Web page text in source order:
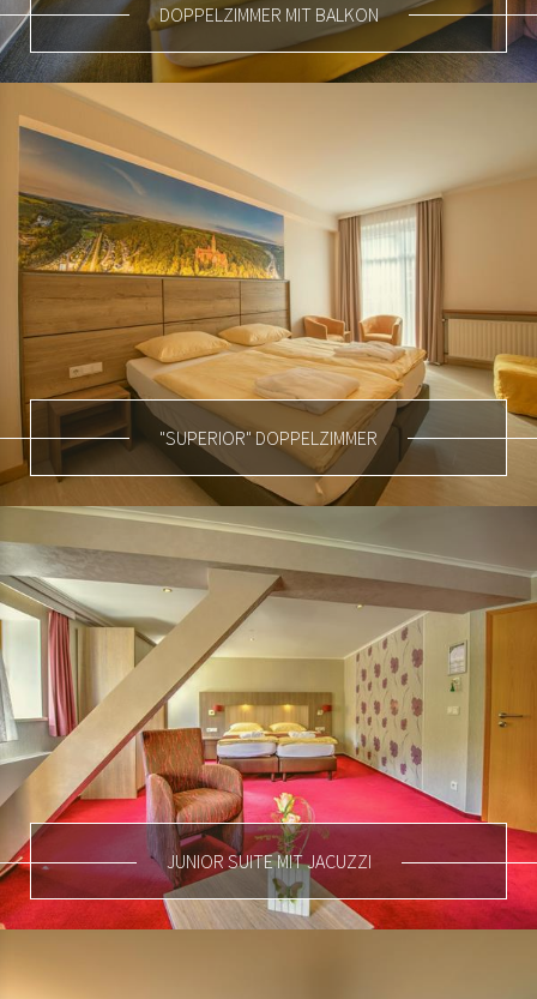
DOPPELZIMMER MIT BALKON
"SUPERIOR" DOPPELZIMMER
JUNIOR SUITE MIT JACUZZI